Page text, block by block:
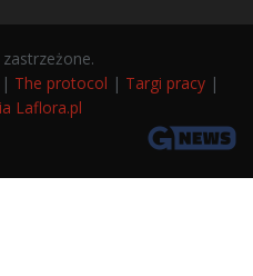
| The protocol | Targi pracy |
Laflora.pl